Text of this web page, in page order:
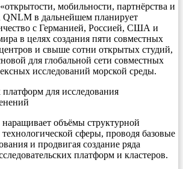
мобильности, партнёрства и
QNLM в дальнейшем планирует
с Германией, Россией, США и
в целях создания пяти совместных
и свыше сотни открытых студий,
для глобальной сети совместных
исследований морской среды.
для исследования
объёмы структурной
сферы, проводя базовые
и продвигая создание ряда
платформ и кластеров.